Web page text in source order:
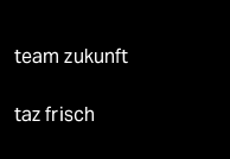
team zukunft
taz frisch